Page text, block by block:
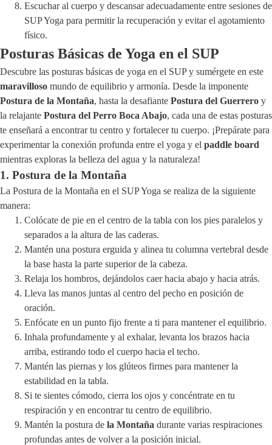
Escuchar al cuerpo y descansar adecuadamente entre sesiones de
SUP Yoga para permitir la recuperación y evitar el agotamiento
físico.
Posturas Básicas de Yoga en el SUP
Descubre las posturas básicas de yoga en el SUP y sumérgete en este
maravilloso mundo de equilibrio y armonía. Desde la imponente
Postura de la Montaña, hasta la desafiante Postura del Guerrero y
la relajante Postura del Perro Boca Abajo, cada una de estas posturas
te enseñará a encontrar tu centro y fortalecer tu cuerpo. ¡Prepárate para
experimentar la conexión profunda entre el yoga y el paddle board
mientras exploras la belleza del agua y la naturaleza!
1. Postura de la Montaña
La Postura de la Montaña en el SUP Yoga se realiza de la siguiente
manera:
Colócate de pie en el centro de la tabla con los pies paralelos y
separados a la altura de las caderas.
Mantén una postura erguida y alinea tu columna vertebral desde
la base hasta la parte superior de la cabeza.
Relaja los hombros, dejándolos caer hacia abajo y hacia atrás.
Lleva las manos juntas al centro del pecho en posición de
oración.
Enfócate en un punto fijo frente a ti para mantener el equilibrio.
Inhala profundamente y al exhalar, levanta los brazos hacia
arriba, estirando todo el cuerpo hacia el techo.
Mantén las piernas y los glúteos firmes para mantener la
estabilidad en la tabla.
Si te sientes cómodo, cierra los ojos y concéntrate en tu
respiración y en encontrar tu centro de equilibrio.
Mantén la postura de la Montaña durante varias respiraciones
profundas antes de volver a la posición inicial.